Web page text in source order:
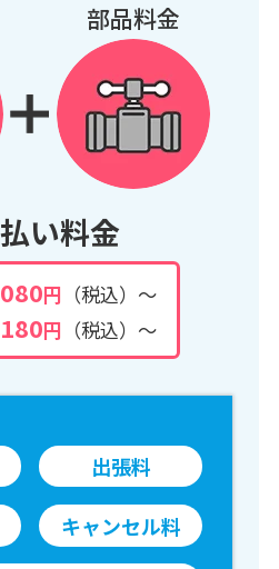
部品料金
い料金
円 （税込）～
円 （税込）～
出張料
キャンセル料